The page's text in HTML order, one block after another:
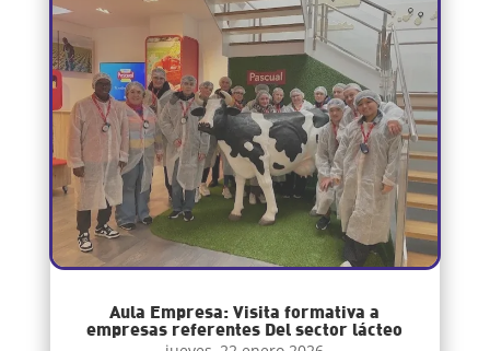
Aula Empresa: Visita formativa a
empresas referentes Del sector lácteo